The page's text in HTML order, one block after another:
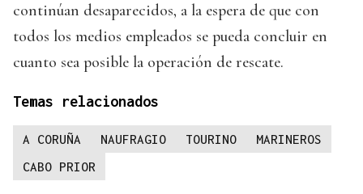
continúan desaparecidos, a la espera de que con
todos los medios empleados se pueda concluir en
cuanto sea posible la operación de rescate.
Temas relacionados
A CORUÑA NAUFRAGIO TOURINO
MARINEROS
CABO PRIOR